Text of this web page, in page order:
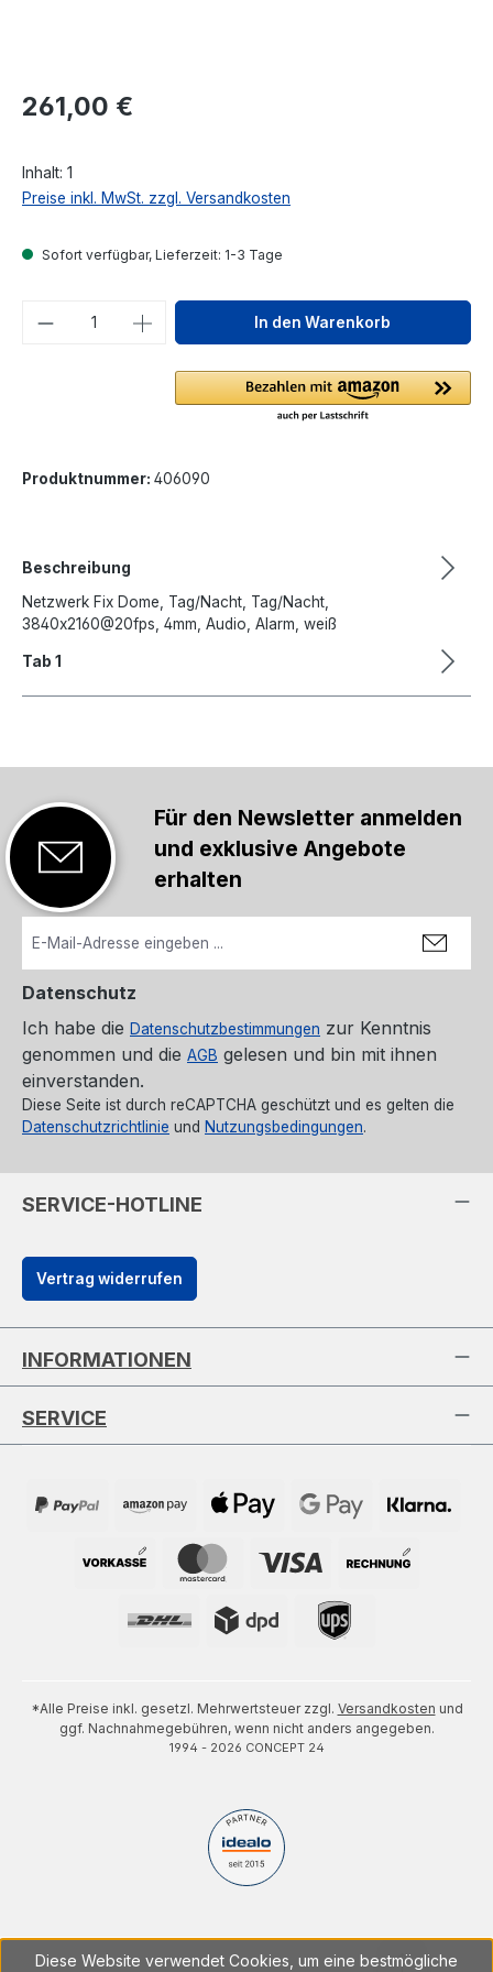
Regulärer Preis:
261,00 €
Inhalt: 1
Preise inkl. MwSt. zzgl. Versandkosten
Sofort verfügbar, Lieferzeit: 1-3 Tage
Produkt Anzahl: Gib denIn den Warenkorb
Produktnummer: 406090
Beschreibung
Netzwerk Fix Dome, Tag/Nacht, Tag/Nacht,
3840x2160@20fps, 4mm, Audio, Alarm, weiß
Tab 1
Für den Newsletter anmelden
und exklusive Angebote
erhalten
Datenschutz
Ich habe die Datenschutzbestimmungen zur Kenntnis
genommen und die AGB gelesen und bin mit ihnen
einverstanden.
Diese Seite ist durch reCAPTCHA geschützt und es gelten die
Datenschutzrichtlinie und Nutzungsbedingungen.
SERVICE-HOTLINE
Vertrag widerrufen
INFORMATIONEN
SERVICE
*Alle Preise inkl. gesetzl. Mehrwertsteuer zzgl. Versandkosten und
ggf. Nachnahmegebühren, wenn nicht anders angegeben.
1994 - 2026 CONCEPT 24
Diese Website verwendet Cookies, um eine bestmögliche